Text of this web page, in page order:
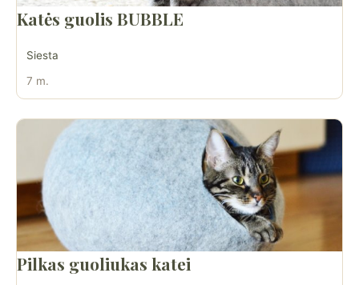
Katės guolis BUBBLE
Siesta
7 m.
Pilkas guoliukas katei